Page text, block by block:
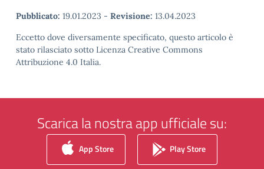
Pubblicato: 19.01.2023 - Revisione: 13.04.2023
Eccetto dove diversamente specificato, questo articolo è
stato rilasciato sotto Licenza Creative Commons
Attribuzione 4.0 Italia.
Scarica la nostra app ufficiale su:
App Store Play Store